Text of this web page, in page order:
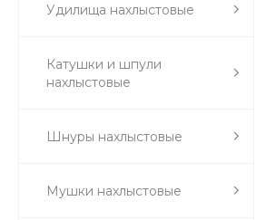
Удилища нахлыстовые
Катушки и шпули
нахлыстовые
Шнуры нахлыстовые
Мушки нахлыстовые